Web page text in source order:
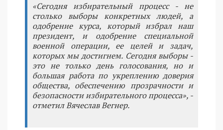
«Сегодня избирательный процесс - не
столько выборы конкретных людей, а
одобрение курса, который избрал наш
президент, и одобрение специальной
военной операции, ее целей и задач,
которых мы достигнем. Сегодня выборы -
это не только день голосования, но и
большая работа по укреплению доверия
общества, обеспечению прозрачности и
безопасности избирательного процесса», -
отметил Вячеслав Вегнер.